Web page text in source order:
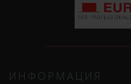
ИНФОРМАЦИЯ